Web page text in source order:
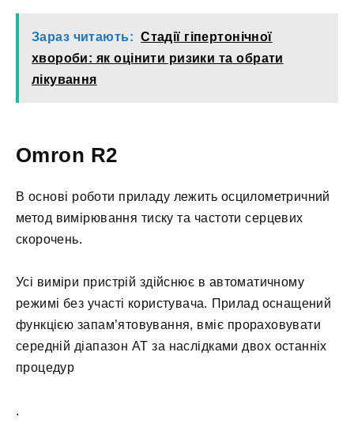
Зараз читають: Стадії гіпертонічної
хвороби: як оцінити ризики та обрати
лікування
Omron R2
В основі роботи приладу лежить осцилометричний
метод вимірювання тиску та частоти серцевих
скорочень.
Усі виміри пристрій здійснює в автоматичному
режимі без участі користувача. Прилад оснащений
функцією запам’ятовування, вміє прораховувати
середній діапазон АТ за наслідками двох останніх
процедур
.